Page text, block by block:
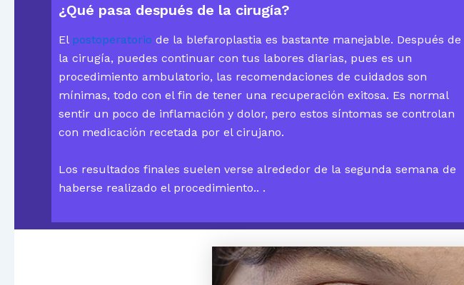
¿Qué pasa después de la cirugía?
El postoperatorio de la blefaroplastia es bastante manejable. Después de
la cirugía, puedes continuar con tus labores diarias, pues es un
procedimiento ambulatorio, las recomendaciones de cuidados son
mínimas, todo con el fin de tener una recuperación exitosa. Es normal
sentir un poco de inflamación y dolor, pero estos síntomas se controlan
con medicación recetada por el cirujano.
Los resultados finales suelen verse alrededor de la segunda semana de
haberse realizado el procedimiento.. .